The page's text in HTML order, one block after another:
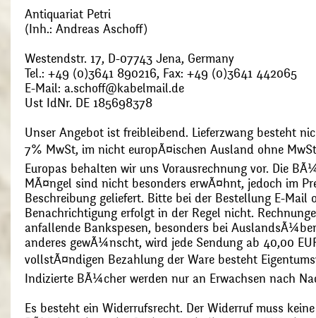
Antiquariat Petri
(Inh.: Andreas Aschoff)
Westendstr. 17, D-07743 Jena, Germany
Tel.: +49 (0)3641 890216, Fax: +49 (0)3641 442065
E-Mail: a.schoff@kabelmail.de
Ust IdNr. DE 185698378
Unser Angebot ist freibleibend. Lieferzwang besteht
7% MwSt, im nicht europÃ¤ischen Ausland ohne
Europas behalten wir uns Vorausrechnung vor. Die
MÃ¤ngel sind nicht besonders erwÃ¤hnt, jedoch im
Beschreibung geliefert. Bitte bei der Bestellung E-Mail
Benachrichtigung erfolgt in der Regel nicht.
anfallende Bankspesen, besonders bei
anderes gewÃ¼nscht, wird jede Sendung ab 40,00
vollstÃ¤ndigen Bezahlung der Ware besteht
Indizierte BÃ¼cher werden nur an Erwachsen nach
Es besteht ein Widerrufsrecht. Der Widerruf muss